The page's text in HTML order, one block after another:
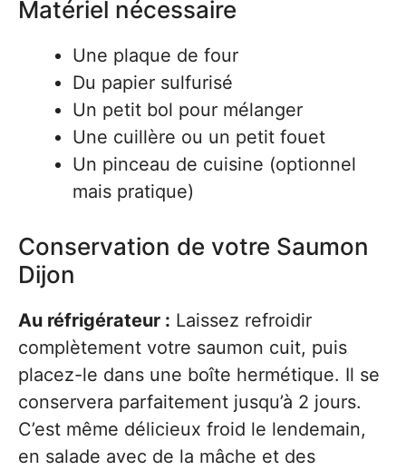
Matériel nécessaire
Une plaque de four
Du papier sulfurisé
Un petit bol pour mélanger
Une cuillère ou un petit fouet
Un pinceau de cuisine (optionnel
mais pratique)
Conservation de votre Saumon
Dijon
Au réfrigérateur : Laissez refroidir
complètement votre saumon cuit, puis
placez-le dans une boîte hermétique. Il se
conservera parfaitement jusqu’à 2 jours.
C’est même délicieux froid le lendemain,
en salade avec de la mâche et des